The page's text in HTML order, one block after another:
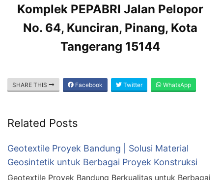
Komplek PEPABRI Jalan Pelopor
No. 64, Kunciran, Pinang, Kota
Tangerang 15144
SHARE THIS Facebook Twitter WhatsApp
Related Posts
Geotextile Proyek Bandung | Solusi Material
Geosintetik untuk Berbagai Proyek Konstruksi
Geotextile Proyek Bandung Berkualitas untuk Berbagai